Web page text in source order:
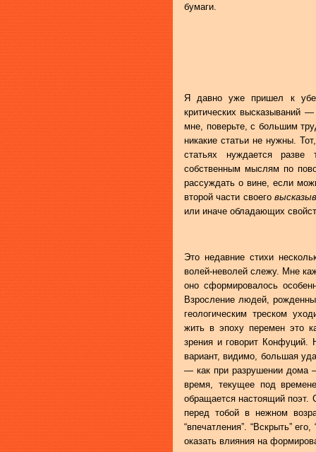
бумаги.
Я давно уже пришел к
критических высказываний
мне, поверьте, с большим
никакие статьи не нужны.
статьях нуждается
собственным мыслям по
рассуждать о вине, если
второй части своего
или иначе обладающих
Это недавние стихи
волей-неволей слежу. Мне
оно сформировалось
Взросление людей,
геологическим треском
жить в эпоху перемен это
зрения и говорит Конфуций.
вариант, видимо, большая
— как при разрушении дома
время, текущее под
обращается настоящий поэт.
перед тобой в нежном
“впечатления”. “Вскрыть”
оказать влияния на